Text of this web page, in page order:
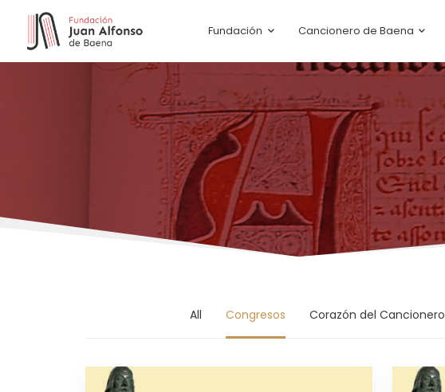
Fundación Cancionero de Baena
All Congresos Corazón del Cancionero